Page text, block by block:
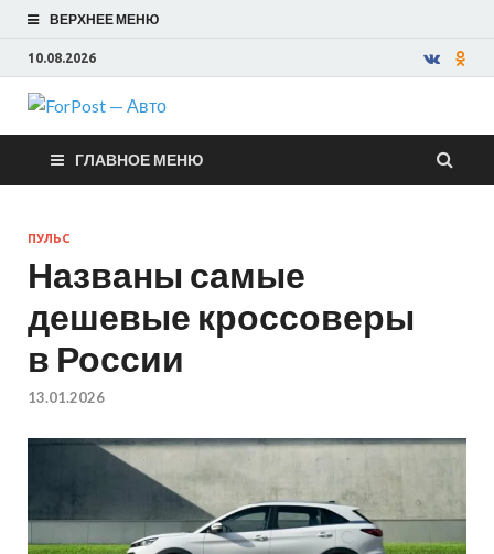
ВЕРХНЕЕ МЕНЮ
10.08.2026
ForPost —
Авто
ГЛАВНОЕ МЕНЮ
ПУЛЬС
Названы самые
дешевые кроссоверы
в России
13.01.2026